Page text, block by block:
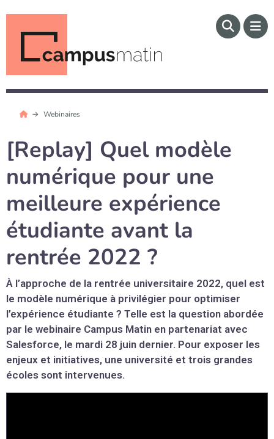
Webinaires
[Replay] Quel modèle
numérique pour une
meilleure expérience
étudiante avant la
rentrée 2022 ?
À l’approche de la rentrée universitaire 2022, quel est
le modèle numérique à privilégier pour optimiser
l’expérience étudiante ? Telle est la question abordée
par le webinaire Campus Matin en partenariat avec
Salesforce, le mardi 28 juin dernier. Pour exposer les
enjeux et initiatives, une université et trois grandes
écoles sont intervenues.